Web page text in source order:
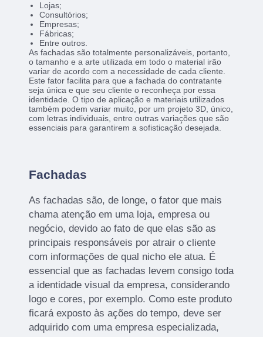
Lojas;
Consultórios;
Empresas;
Fábricas;
Entre outros.
As fachadas são totalmente personalizáveis, portanto,
o tamanho e a arte utilizada em todo o material irão
variar de acordo com a necessidade de cada cliente.
Este fator facilita para que a fachada do contratante
seja única e que seu cliente o reconheça por essa
identidade. O tipo de aplicação e materiais utilizados
também podem variar muito, por um projeto 3D, único,
com letras individuais, entre outras variações que são
essenciais para garantirem a sofisticação desejada.
Fachadas
As fachadas são, de longe, o fator que mais
chama atenção em uma loja, empresa ou
negócio, devido ao fato de que elas são as
principais responsáveis por atrair o cliente
com informações de qual nicho ele atua. É
essencial que as fachadas levem consigo toda
a identidade visual da empresa, considerando
logo e cores, por exemplo. Como este produto
ficará exposto às ações do tempo, deve ser
adquirido com uma empresa especializada,